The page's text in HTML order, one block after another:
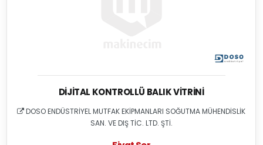
DIJITAL KONTROLLÜ BALIK VITRINI
DOSO ENDÜSTRİYEL MUTFAK EKİPMANLARI SOĞUTMA MÜHENDİSLİK
SAN. VE DIŞ TİC. LTD. ŞTİ.